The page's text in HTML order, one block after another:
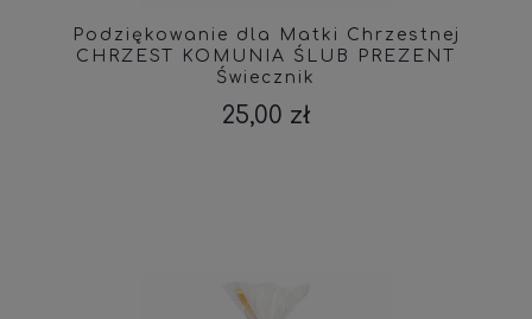
Podziękowanie dla Matki Chrzestnej
CHRZEST KOMUNIA ŚLUB PREZENT
Świecznik
25,00 zł